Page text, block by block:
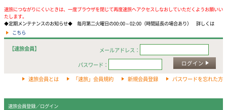
速旅につながりにくいときは、一度ブラウザを閉じて再度速旅へアクセスしなおしていただくようお願いい
たします。
◆定期メンテナンスのお知らせ◆ 毎月第二火曜日の00:00～02:00（時間延長の場合あり） 詳しくは
こちら
【速旅会員】
メールアドレス：
パスワード：
ログイン
速旅会員とは 「速旅」会員規約 新規会員登録 パスワードを忘れた方
速旅会員登録／ログイン